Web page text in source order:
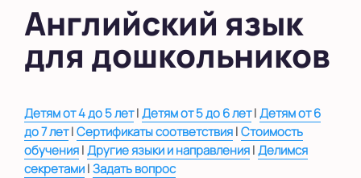
Английский язык
для дошкольников
Детям от 4 до 5 лет|Детям от 5 до 6 лет|Детям от 6
до 7 лет|Сертификаты соответствия|Стоимость
обучения|Другие языки и направления|Делимся
секретами|Задать вопрос